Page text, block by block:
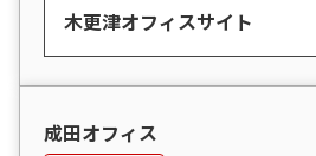
木更津オフィスサイト
成田オフィス